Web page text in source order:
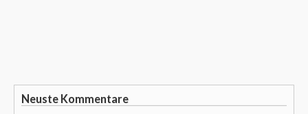
Neuste Kommentare